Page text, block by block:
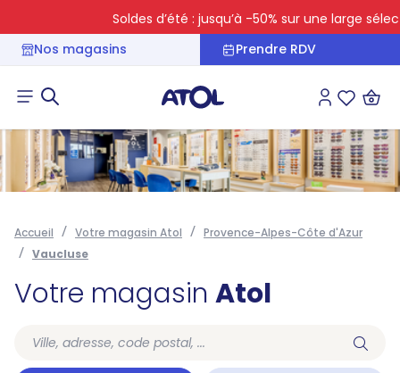
Soldes d’été : jusqu’à -50% sur une large
Nos magasins
Prendre RDV
Connexion
Accueil Votre magasin Atol
Provence-Alpes-Côte d'Azur
Vaucluse
Votre magasin Atol